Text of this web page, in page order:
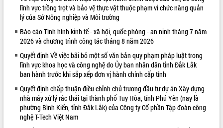
VIDEO
lĩnh vực trồng trọt và bảo vệ thực vật thuộc phạm vi chức năng quản
lý của Sở Nông nghiệp và Môi trường
Báo cáo Tình hình kinh tế - xã hội, quốc phòng - an ninh tháng 7 năm
2026 và chương trình công tác tháng 8 năm 2026
Quyết định Về việc bãi bỏ một số văn bản quy phạm pháp luật trong
lĩnh vực khoa học và công nghệ do Ủy ban nhân dân tỉnh Đắk Lắk
ban hành trước khi sắp xếp đơn vị hành chính cấp tỉnh
Quyết định chấp thuận điều chỉnh chủ trương đầu tư dự án Xây dựng
nhà máy xử lý rác thải tại thành phố Tuy Hòa, tỉnh Phú Yên (nay là
phường Bình Kiến, tỉnh Đắk Lắk) của Công ty Cổ phần Tập đoàn công
nghệ T-Tech Việt Nam